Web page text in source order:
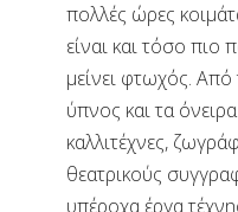
πολλές ώρες
είναι και τόσο πιο
μείνει φτωχός.
ύπνος και τα
καλλιτέχνες,
θεατρικούς
υπέροχα έργα